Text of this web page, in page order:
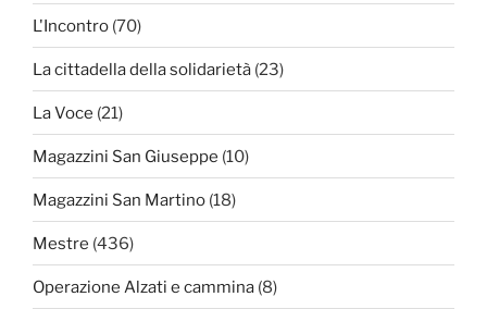
L'Incontro (70)
La cittadella della solidarietà (23)
La Voce (21)
Magazzini San Giuseppe (10)
Magazzini San Martino (18)
Mestre (436)
Operazione Alzati e cammina (8)